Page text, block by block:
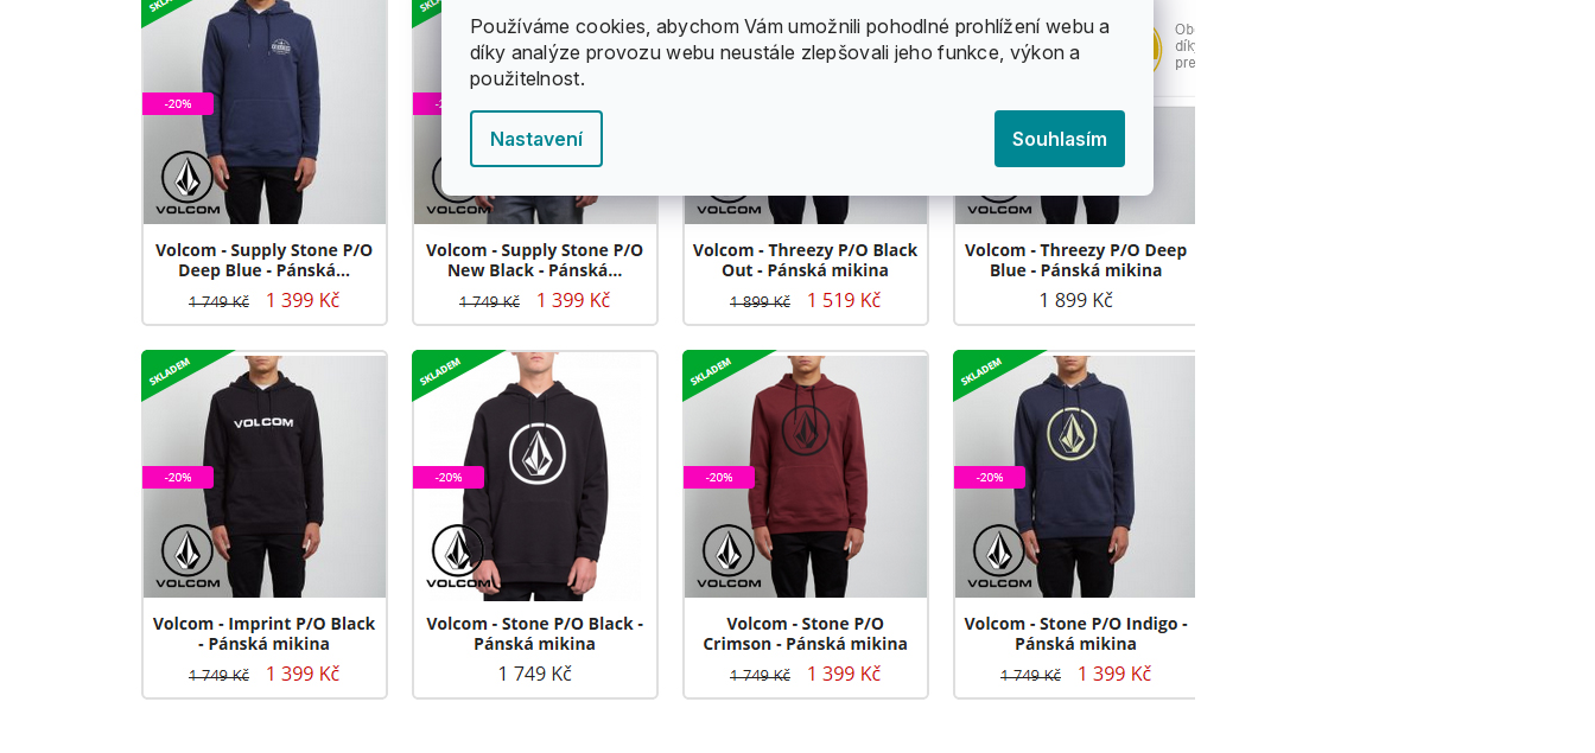
Používáme cookies, abychom Vám umožnili pohodlné prohlížení webu a
díky analýze provozu webu neustále zlepšovali jeho funkce, výkon a
použitelnost.
Nastavení Souhlasím